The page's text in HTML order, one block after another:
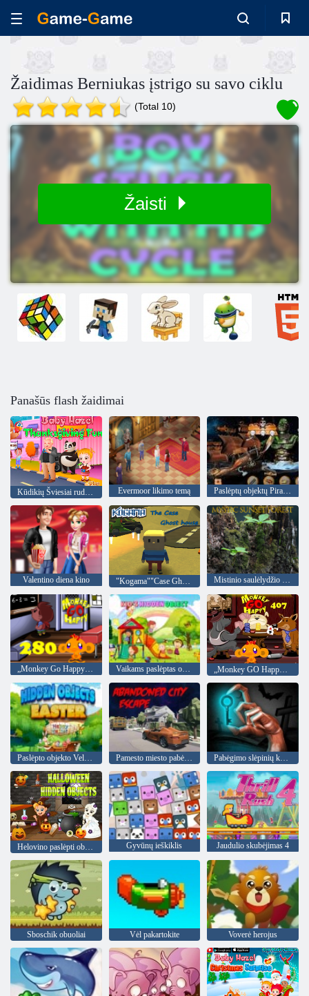
Žaidimas Berniukas įstrigo su savo ciklu
(Total 10)
Žaisti
Panašūs flash žaidimai
Kūdikių Šviesiai ruda. Padėkos Pramogos Evermoor likimo temą Paslėptų objektų Piratų lobis
Valentino diena kino "Kogama""Case Ghost"namas Mistinio saulėlydžio miškas
„Monkey Go Happy“ etapas 280 Vaikams paslėptas objektas „Monkey GO Happy 407“ etapas
Paslėpto objekto Velykos Pamesto miesto pabėgimas Pabėgimo slėpinių kambarys
Gyvūnų ieškiklis Jaudulio skubėjimas 4
Sboschik obuoliai Vėl pakartokite Voverė herojus